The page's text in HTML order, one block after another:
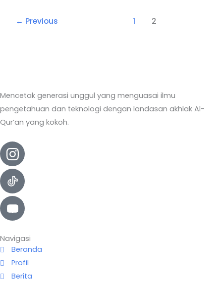
← Previous 1 2
Mencetak generasi unggul yang menguasai ilmu
pengetahuan dan teknologi dengan landasan akhlak Al-
Qur’an yang kokoh.
Navigasi
Beranda
Profil
Berita